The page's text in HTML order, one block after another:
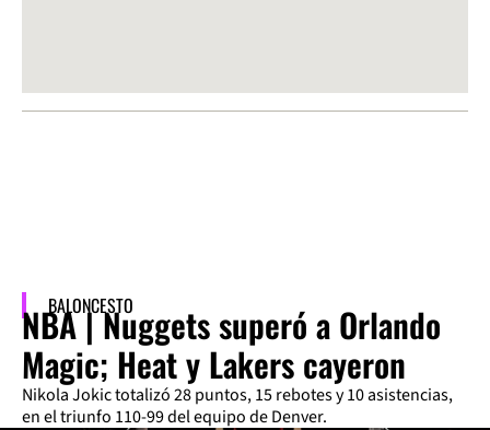
BALONCESTO
NBA | Nuggets superó a Orlando
Magic; Heat y Lakers cayeron
Nikola Jokic totalizó 28 puntos, 15 rebotes y 10 asistencias,
en el triunfo 110-99 del equipo de Denver.